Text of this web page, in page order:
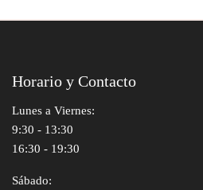
Horario y Contacto
Lunes a Viernes:
9:30 - 13:30
16:30 - 19:30
Sábado: